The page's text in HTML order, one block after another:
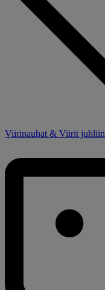
Viirinauhat & Viirit juhliin